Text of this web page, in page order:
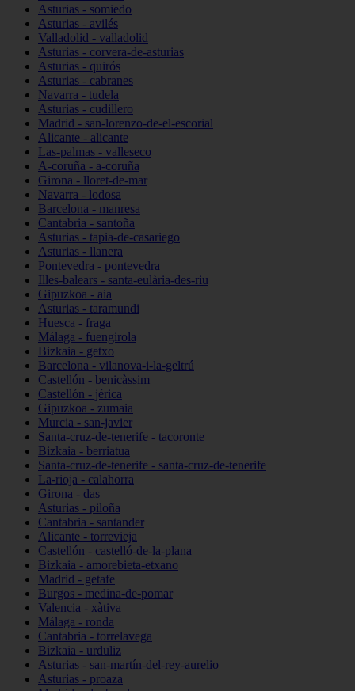
Asturias - somiedo
Asturias - avilés
Valladolid - valladolid
Asturias - corvera-de-asturias
Asturias - quirós
Asturias - cabranes
Navarra - tudela
Asturias - cudillero
Madrid - san-lorenzo-de-el-escorial
Alicante - alicante
Las-palmas - valleseco
A-coruña - a-coruña
Girona - lloret-de-mar
Navarra - lodosa
Barcelona - manresa
Cantabria - santoña
Asturias - tapia-de-casariego
Asturias - llanera
Pontevedra - pontevedra
Illes-balears - santa-eulària-des-riu
Gipuzkoa - aia
Asturias - taramundi
Huesca - fraga
Málaga - fuengirola
Bizkaia - getxo
Barcelona - vilanova-i-la-geltrú
Castellón - benicàssim
Castellón - jérica
Gipuzkoa - zumaia
Murcia - san-javier
Santa-cruz-de-tenerife - tacoronte
Bizkaia - berriatua
Santa-cruz-de-tenerife - santa-cruz-de-tenerife
La-rioja - calahorra
Girona - das
Asturias - piloña
Cantabria - santander
Alicante - torrevieja
Castellón - castelló-de-la-plana
Bizkaia - amorebieta-etxano
Madrid - getafe
Burgos - medina-de-pomar
Valencia - xàtiva
Málaga - ronda
Cantabria - torrelavega
Bizkaia - urduliz
Asturias - san-martín-del-rey-aurelio
Asturias - proaza